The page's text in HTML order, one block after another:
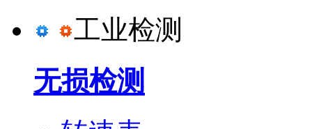
工业检测
无损检测